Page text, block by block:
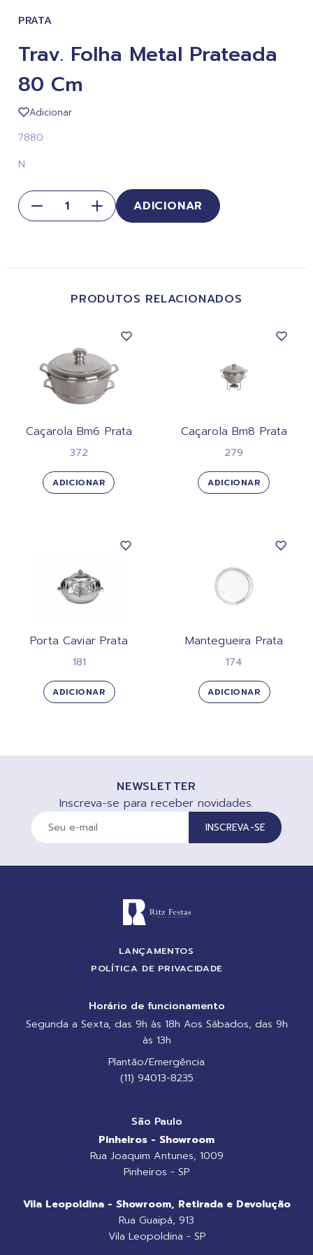
PRATA
Trav. Folha Metal Prateada
80 Cm
Adicionar
7880
N
ADICIONAR
PRODUTOS RELACIONADOS
Caçarola Bm6 Prata
372
ADICIONAR
Caçarola Bm8 Prata
279
ADICIONAR
Porta Caviar Prata
181
ADICIONAR
Mantegueira Prata
174
ADICIONAR
NEWSLETTER
Inscreva-se para receber novidades.
INSCREVA-SE
LANÇAMENTOS
POLÍTICA DE PRIVACIDADE
Horário de funcionamento
Segunda a Sexta, das 9h às 18h Aos Sábados, das 9h
às 13h
Plantão/Emergência
(11) 94013-8235
São Paulo
Pinheiros - Showroom
Rua Joaquim Antunes, 1009
Pinheiros - SP
Vila Leopoldina - Showroom, Retirada e Devolução
Rua Guaipá, 913
Vila Leopoldina - SP